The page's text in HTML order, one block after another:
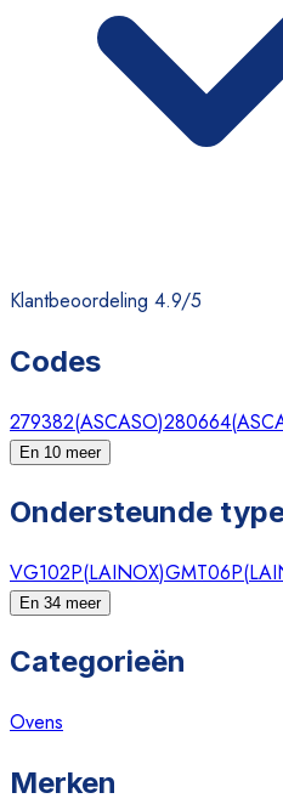
Klantbeoordeling 4.9/5
Codes
279382(ASCASO)280664(
En 10 meer
Ondersteunde
VG102P(LAINOX)GMT06P(
En 34 meer
Categorieën
Ovens
Merken